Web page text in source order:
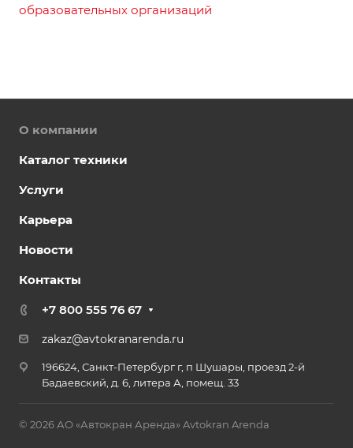
образовательных организаций
О компании
Каталог техники
Услуги
Карьера
Новости
Контакты
+7 800 555 76 67
zakaz@avtokranarenda.ru
196624, Санкт-Петербург г, п Шушары, проезд 2-й
Бадаевский, д. 6, литера А, помещ. 33
© 2026 АО «Автокран Аренда» Avtokran Arenda